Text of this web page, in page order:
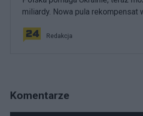
miliardy. Nowa pula rekompensat
Redakcja
Komentarze